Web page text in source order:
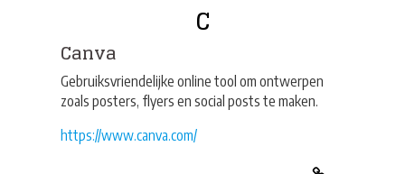
C
Canva
Gebruiksvriendelijke online tool om ontwerpen
zoals posters, flyers en social posts te maken.
https://www.canva.com/